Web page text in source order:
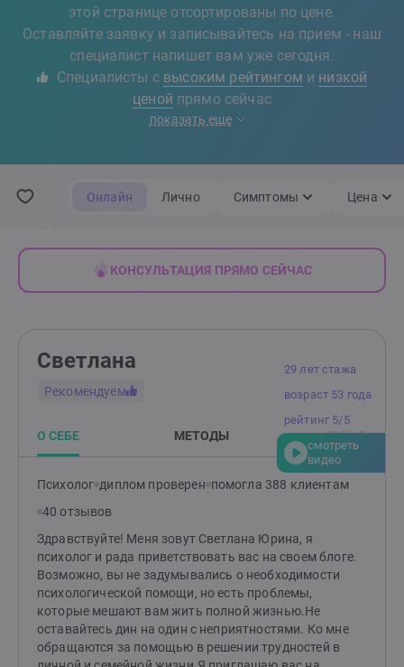
этой странице отсортированы по цене.
Оставляйте заявку и записывайтесь на прием - наш
специалист напишет вам уже сегодня.
Специалисты с высоким рейтингом и низкой
ценой прямо сейчас
показать еще
Онлайн Лично Симптомы Цена
КОНСУЛЬТАЦИЯ ПРЯМО СЕЙЧАС
29 лет стажа
возраст 53 года
рейтинг 5/5
смотреть
видео
Светлана
Рекомендуем
О СЕБЕ МЕТОДЫ ОТЗЫВ
Психолог диплом проверен помогла 388 клиентам
40 отзывов
Здравствуйте! Меня зовут Светлана Юрина, я
психолог и рада приветствовать вас на своем блоге.
Возможно, вы не задумывались о необходимости
психологической помощи, но есть проблемы,
которые мешают вам жить полной жизнью.Не
оставайтесь дин на один с неприятностями. Ко мне
обращаются за помощью в решении трудностей в